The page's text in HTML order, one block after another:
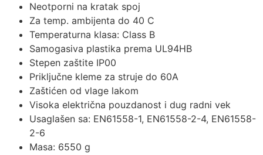
Neotporni na kratak spoj
Za temp. ambijenta do 40 C
Temperaturna klasa: Class B
Samogasiva plastika prema UL94HB
Stepen zaštite IP00
Priključne kleme za struje do 60A
Zaštićen od vlage lakom
Visoka električna pouzdanost i dug radni vek
Usaglašen sa: EN61558-1, EN61558-2-4, EN61558-
2-6
Masa: 6550 g